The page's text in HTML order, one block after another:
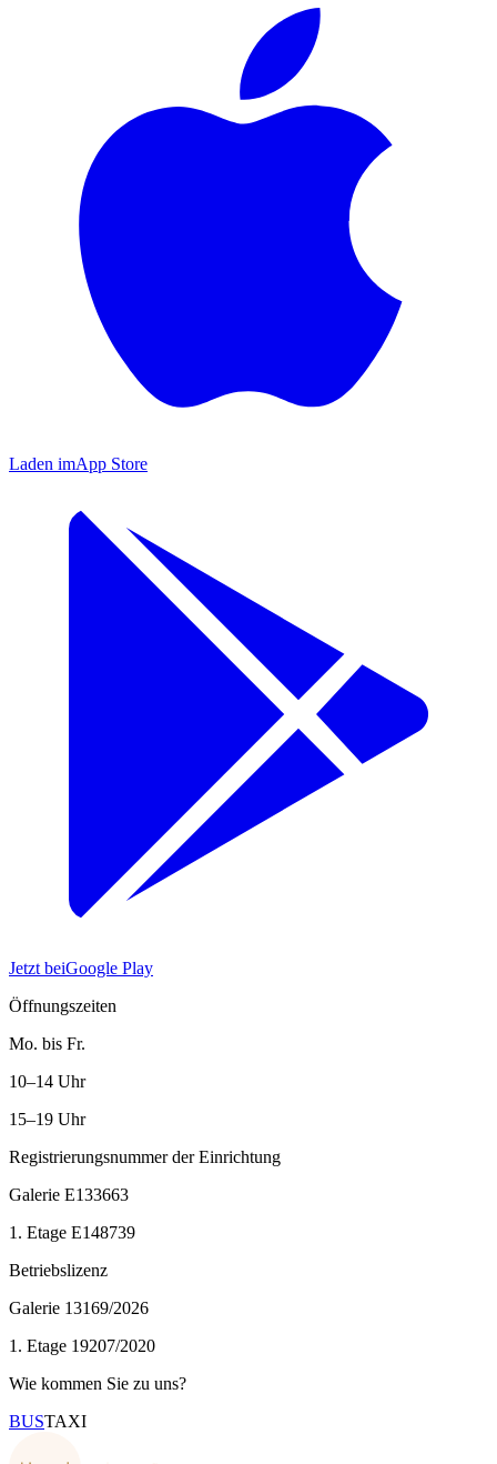
Laden imApp Store
Jetzt beiGoogle Play
Öffnungszeiten
Mo. bis Fr.
10–14 Uhr
15–19 Uhr
Registrierungsnummer der Einrichtung
Galerie E133663
1. Etage E148739
Betriebslizenz
Galerie 13169/2026
1. Etage 19207/2020
Wie kommen Sie zu uns?
BUSTAXI